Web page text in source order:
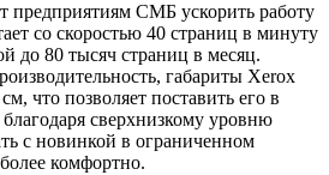
СМБ ускорить работу
со скоростью 40 страниц в минуту
до 80 тысяч страниц в месяц.
габариты Xerox
что позволяет поставить его в
сверхнизкому уровню
с новинкой в ограниченном
комфортно.